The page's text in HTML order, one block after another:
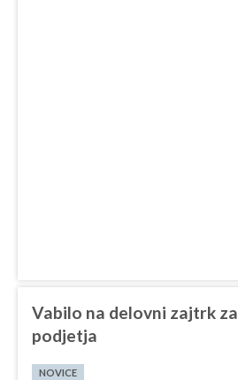
Vabilo na delovni zajtrk za
podjetja
NOVICE